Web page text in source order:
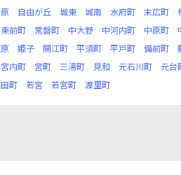
自由が丘 城東 城南 水府町 末広町
東前町 常磐町 中大野 中河内町 中原町
姫子 開江町 平須町 平戸町 備前町
宮内町 宮町 三湯町 見和 元石川町 元台
町 若宮 若宮町 渡里町